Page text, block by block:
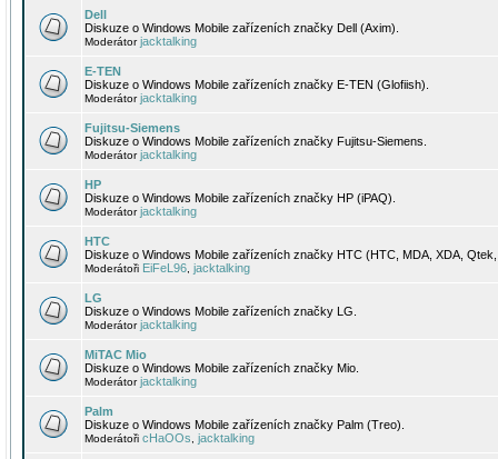
Dell
Diskuze o Windows Mobile zařízeních značky Dell (Axim).
Moderátorjacktalking
E-TEN
Diskuze o Windows Mobile zařízeních značky E-TEN (Glofiish).
Moderátorjacktalking
Fujitsu-Siemens
Diskuze o Windows Mobile zařízeních značky Fujitsu-Siemens.
Moderátorjacktalking
HP
Diskuze o Windows Mobile zařízeních značky HP (iPAQ).
Moderátorjacktalking
HTC
Diskuze o Windows Mobile zařízeních značky HTC (HTC, MDA, XDA,
Moderátoři EiFeL96 jacktalking
LG
Diskuze o Windows Mobile zařízeních značky LG.
Moderátorjacktalking
MiTAC Mio
Diskuze o Windows Mobile zařízeních značky Mio.
Moderátorjacktalking
Palm
Diskuze o Windows Mobile zařízeních značky Palm (Treo).
Moderátoři cHaOOs jacktalking